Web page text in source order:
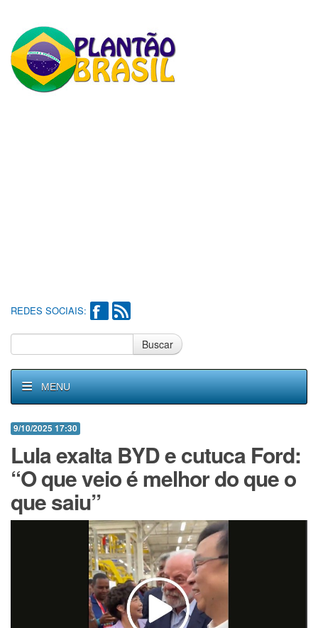
REDES SOCIAIS:
Buscar
MENU
9/10/2025 17:30
Lula exalta BYD e cutuca Ford:
“O que veio é melhor do que o
que saiu”